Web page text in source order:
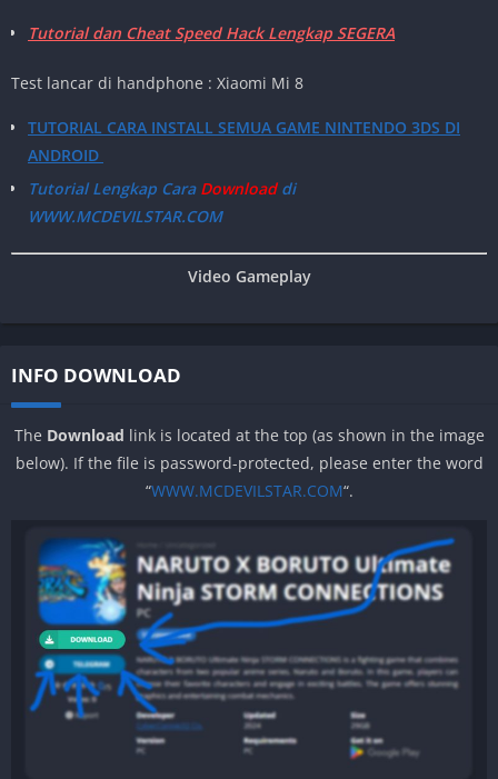
Tutorial dan Cheat Speed Hack Lengkap SEGERA
Test lancar di handphone : Xiaomi Mi 8
TUTORIAL CARA INSTALL SEMUA GAME NINTENDO 3DS DI
ANDROID
Tutorial Lengkap CaraDownloaddi
WWW.MCDEVILSTAR.COM
Video Gameplay
INFO DOWNLOAD
The Download link is located at the top (as shown in the image
below). If the file is password-protected, please enter the word
“WWW.MCDEVILSTAR.COM“.